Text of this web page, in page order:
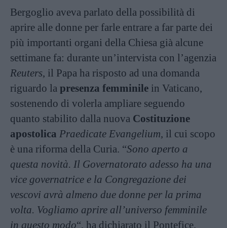
Bergoglio aveva parlato della possibilità di
aprire alle donne per farle entrare a far parte dei
più importanti organi della Chiesa già alcune
settimane fa: durante un’intervista con l’agenzia
Reuters, il Papa ha risposto ad una domanda
riguardo la presenza femminile in Vaticano,
sostenendo di volerla ampliare seguendo
quanto stabilito dalla nuova Costituzione
apostolica Praedicate Evangelium, il cui scopo
è una riforma della Curia. “Sono aperto a
questa novità. Il Governatorato adesso ha una
vice governatrice e la Congregazione dei
vescovi avrà almeno due donne per la prima
volta. Vogliamo aprire all’universo femminile
in questo modo“, ha dichiarato il Pontefice.